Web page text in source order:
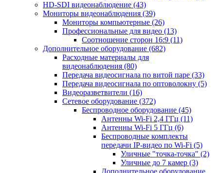
HD-SDI видеонаблюдение (43)
Мониторы видеонаблюдения (39)
Мониторы компьютерные (26)
Профессиональные для видео (13)
Соотношение сторон 16:9 (11)
Дополнительное оборудование (682)
Расходные материалы для
видеонаблюдения (80)
Передача видеосигнала по витой паре (33)
Передача видеосигнала по оптоволокну (5)
Видеоразветвители (16)
Сетевое оборудование (372)
Беспроводное оборудование (45)
Антенны Wi-Fi 2,4 ГГц (11)
Антенны Wi-Fi 5 ГГц (6)
Беспроводные комплекты
передачи IP-видео по Wi-Fi (5)
Уличные "точка-точка" (2)
Уличные до 7 камер (3)
Дополнительное оборудование